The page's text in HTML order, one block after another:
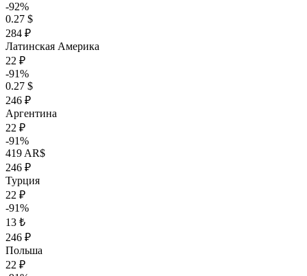
-92%
0.27 $
284 ₽
Латинская Америка
22 ₽
-91%
0.27 $
246 ₽
Аргентина
22 ₽
-91%
419 AR$
246 ₽
Турция
22 ₽
-91%
13 ₺
246 ₽
Польша
22 ₽